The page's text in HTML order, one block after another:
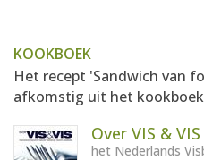
KOOKBOEK
Het recept 'Sandwich van
afkomstig uit het
Over VIS & VIS
het Nederlands